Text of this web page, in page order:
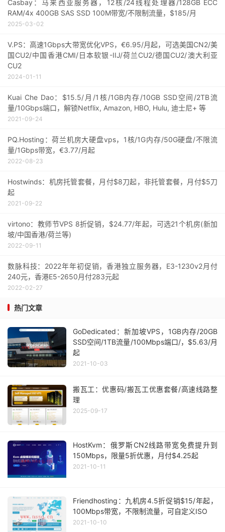
Casbay：马来西亚服务器，12核/24线程处理器/128GB ECC
RAM/4x 400GB SAS SSD 100M带宽/不限制流量，$185/月
2025-03-02
V.PS：高速1Gbps大带宽优化VPS，€6.95/月起，可选美国CN2/美
国CU2/中国香港CMI/日本软银-IIJ/荷兰CU2/德国CU2/澳大利亚
CU2
2024-01-11
Kuai Che Dao：$15.5/月/1核/1GB内存/10GB SSD空间/2TB流
量/10Gbps端口，解锁Netflix, Amazon, HBO, Hulu, 迪士尼+ 等
2021-09-24
PQ.Hosting：荷兰机房大硬盘vps，1核/1G内存/50G硬盘/不限流
量/1Gbps带宽，€3.77/月起
2022-08-23
Hostwinds：机房托管套餐，月付$8刀起，非托管套餐，月付$5刀
起
2021-09-22
virtono：教师节VPS 8折促销，$24.77/年起，可选21个机房(新加
坡/中国香港/荷兰等)
2022-09-11
数脉科技：2022年年初促销，香港独立服务器，E3-1230v2月付
240元，香港E5-2650月付283元起
2022-02-27
热门文章
GoDedicated：新加坡VPS，1GB内存/20GB
SSD空间/1TB流量/100Mbps端口/，$5.63/月
起
2021-10-03
搬瓦工：优惠码/搬瓦工优惠套餐/高速线路整
理
2025-09-17
HostKvm：俄罗斯CN2线路带宽免费提升到
150Mbps，限量5折优惠，月付$4.25起
2021-10-11
Friendhosting：九机房4.5折促销$15/年起，
100Mbps带宽，不限制流量，可自定义ISO
2021-10-10